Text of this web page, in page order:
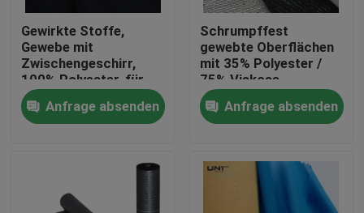
Zu Hause
Über uns
Gewirkte Stoffe,
Gewebe mit
Zwischengeschirr,
100% Polyester, für
Bekleidungszubehör
Anfrage absenden
Schrumpffest
gewebte Oberflächen
mit 35% Polyester /
75% Viskose
Anfrage absenden